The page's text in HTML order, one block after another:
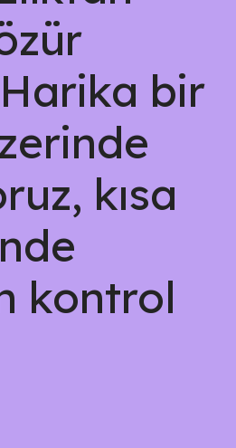
bir
kısa
kontrol